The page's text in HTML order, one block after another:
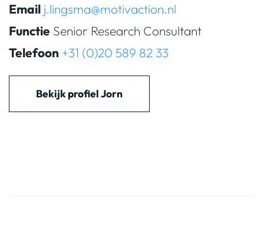
Email j.lingsma@motivaction.nl
Functie Senior Research Consultant
Telefoon +31 (0)20 589 82 33
Bekijk profiel Jorn